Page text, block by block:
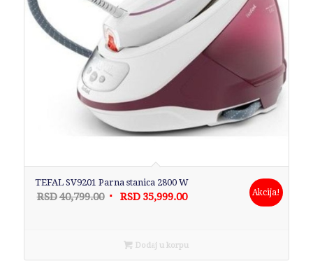
TEFAL SV9201 Parna stanica 2800 W
RSD40,799.00 Originalna
bila:
RSD40,799.00.
RSD 35,999.00Trenutna
RSD35,999.00.
Akcija!
Dodaj u korpu